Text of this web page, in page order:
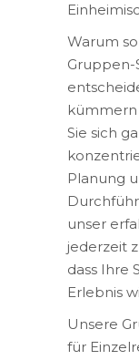
Warum
Gruppen-
kümmern
Sie sich
Planung
unser
jederzeit
dass Ihre
Erlebnis
Unsere
für